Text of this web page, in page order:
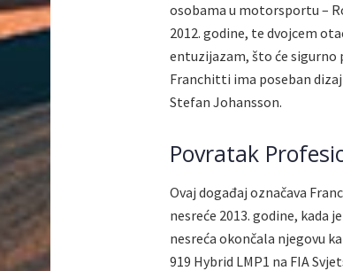
osobama u motorsportu –
2012. godine, te dvojcem
entuzijazam, što će
Franchitti ima poseban
Stefan Johansson.
Povratak
Ovaj događaj označava
nesreće 2013. godine, kada
nesreća okončala njegovu
919 Hybrid LMP1 na FIA